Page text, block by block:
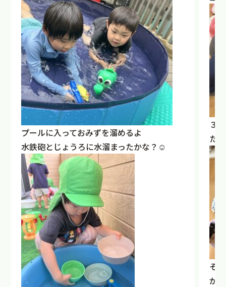
プールに入っておみずを溜めるよ
水鉄砲とじょうろに水溜まったかな？☺️
３.
た
そ
が